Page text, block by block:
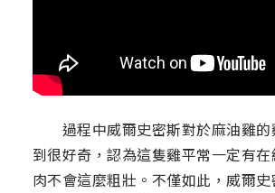
過程中威爾史密斯對於麻油雞的
到很好奇，認為這隻雞平常一定有
肉不會這麼粗壯。不僅如此，威爾